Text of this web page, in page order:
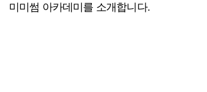
미미썸 아카데미를 소개합니다.